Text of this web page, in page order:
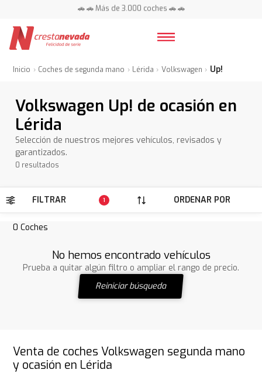
🚗 🚗 Más de 3.000 coches 🚗 🚗
Inicio Coches de segunda mano Lérida Volkswagen Up!
Volkswagen Up! de ocasión en
Lérida
Selección de nuestros mejores vehículos, revisados y
garantizados.
0 resultados
FILTRAR 1 ORDENAR POR
0 Coches
No hemos encontrado vehículos
Prueba a quitar algún filtro o ampliar el rango de precio.
Reiniciar búsqueda
Venta de coches Volkswagen segunda mano
y ocasión en Lérida